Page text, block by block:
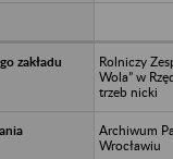
Rolniczy
Wola” w
trzeb nicki
Archiwum
Wrocławiu